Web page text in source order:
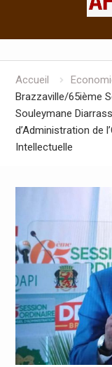
Accueil
Brazzaville/65ième
Souleymane
d’Administration de
Intellectuelle